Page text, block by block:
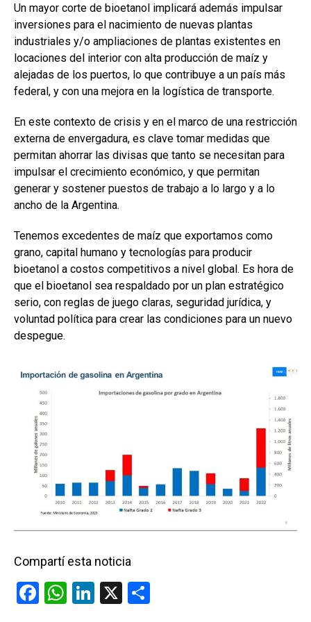
Un mayor corte de bioetanol implicará además impulsar
inversiones para el nacimiento de nuevas plantas
industriales y/o ampliaciones de plantas existentes en
locaciones del interior con alta producción de maíz y
alejadas de los puertos, lo que contribuye a un país más
federal, y con una mejora en la logística de transporte.
En este contexto de crisis y en el marco de una restricción
externa de envergadura, es clave tomar medidas que
permitan ahorrar las divisas que tanto se necesitan para
impulsar el crecimiento económico, y que permitan
generar y sostener puestos de trabajo a lo largo y a lo
ancho de la Argentina.
Tenemos excedentes de maíz que exportamos como
grano, capital humano y tecnologías para producir
bioetanol a costos competitivos a nivel global. Es hora de
que el bioetanol sea respaldado por un plan estratégico
serio, con reglas de juego claras, seguridad jurídica, y
voluntad política para crear las condiciones para un nuevo
despegue.
Compartí esta noticia
F
W Li
X